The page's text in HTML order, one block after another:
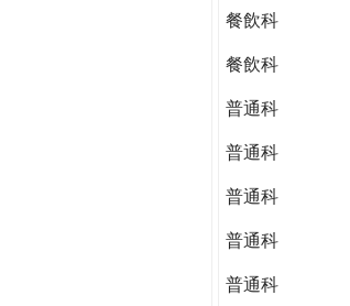
餐飲科
餐飲科
普通科
普通科
普通科
普通科
普通科